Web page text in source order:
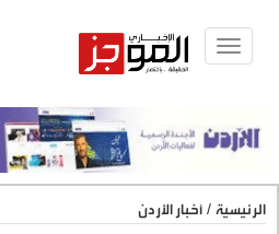
Toggle
الرئيسية / أخبار الأردن